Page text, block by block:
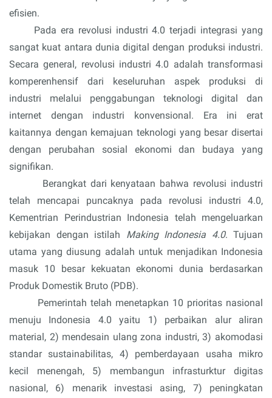
efisien.
Pada era revolusi industri 4.0 terjadi integrasi yang
sangat kuat antara dunia digital dengan produksi industri.
Secara general, revolusi industri 4.0 adalah transformasi
komperenhensif dari keseluruhan aspek produksi di
industri melalui penggabungan teknologi digital dan
internet dengan industri konvensional. Era ini erat
kaitannya dengan kemajuan teknologi yang besar disertai
dengan perubahan sosial ekonomi dan budaya yang
signifikan.
Berangkat dari kenyataan bahwa revolusi industri
telah mencapai puncaknya pada revolusi industri 4.0,
Kementrian Perindustrian Indonesia telah mengeluarkan
kebijakan dengan istilah Making Indonesia 4.0. Tujuan
utama yang diusung adalah untuk menjadikan Indonesia
masuk 10 besar kekuatan ekonomi dunia berdasarkan
Produk Domestik Bruto (PDB).
Pemerintah telah menetapkan 10 prioritas nasional
menuju Indonesia 4.0 yaitu 1) perbaikan alur aliran
material, 2) mendesain ulang zona industri, 3) akomodasi
standar sustainabilitas, 4) pemberdayaan usaha mikro
kecil menengah, 5) membangun infrasturktur digitas
nasional, 6) menarik investasi asing, 7) peningkatan